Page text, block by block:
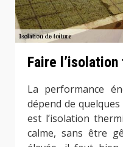
Faire
La performance
dépend de
est l’isolation
calme, sans être